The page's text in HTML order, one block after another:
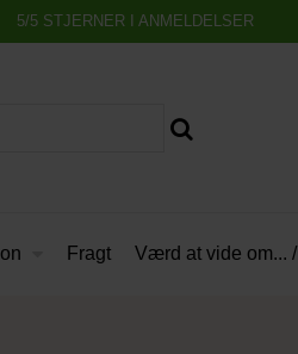
5/5 STJERNER I ANMELDELSER
Fragt Værd at vide om...